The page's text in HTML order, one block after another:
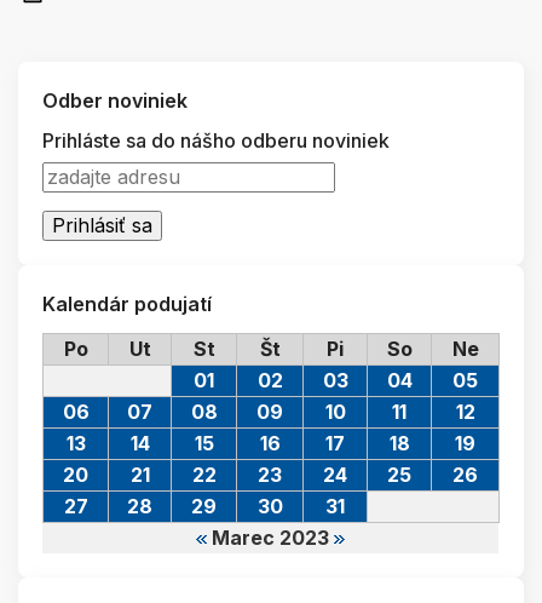
Odber noviniek
Prihláste sa do nášho odberu noviniek
Kalendár podujatí
Po
Ut St Št Pi So Ne
Marec 2023
01 02 03 04
05
06
07 08 09 10 11
12
13
14 15 16 17 18
19
20
21 22 23 24 25
26
27
28 29 30 31